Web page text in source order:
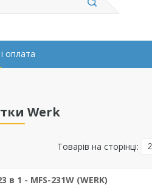
оплата
Werk
1 - MFS-231W (WERK)